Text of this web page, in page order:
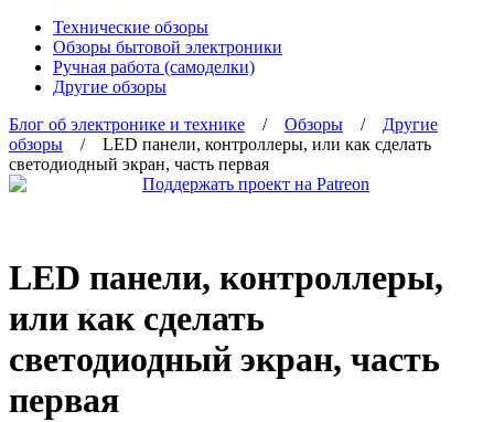
Технические обзоры
Обзоры бытовой электроники
Ручная работа (самоделки)
Другие обзоры
Блог об электронике и технике / Обзоры / Другие
обзоры / LED панели, контроллеры, или как сделать
светодиодный экран, часть первая
LED панели, контроллеры,
или как сделать
светодиодный экран, часть
первая